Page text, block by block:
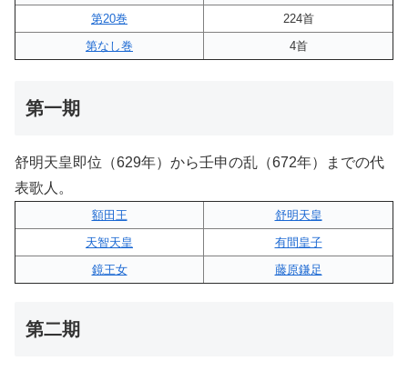
第20巻
224首
第なし巻
4首
第一期
舒明天皇即位（629年）から壬申の乱（672年）までの代
表歌人。
額田王
舒明天皇
天智天皇
有間皇子
鏡王女
藤原鎌足
第二期